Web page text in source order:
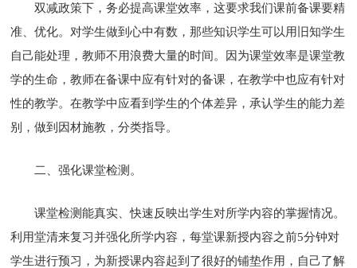
双减政策下，务必提高课堂效率，这要求我们课前备课要精
准、优化。对学生做到心中有数，那些知识学生可以用旧知学生
自己能处理，教师不用浪费大量的时间。因为课堂效率是课堂教
学的生命，教师在备课中应有针对的备课，在教学中也应有针对
性的教学。在教学中应看到学生的个体差异，承认学生的能力差
别，做到因材施教，分类指导。
二、强化课堂检测。
课堂检测能真实、快速反映出学生对所学内容的掌握情况。
利用堂清来复习并强化所学内容，每堂课新授内容之前5分钟对
学生进行预习，为新授课内容起到了很好的铺垫作用，自己了解